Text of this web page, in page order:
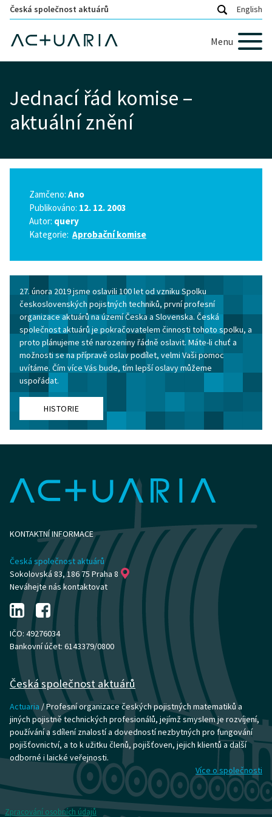
Česká společnost aktuárů English
Menu
Jednací řád komise –
aktuální znění
Zamčeno: Ano
Publikováno: 12. 12. 2003
Autor: query
Kategorie: Aprobační komise
27. února 2019 jsme oslavili 100 let od vzniku Spolku
československých pojistných techniků, první profesní
organizace aktuárů na území Česka a Slovenska. Česká
společnost aktuárů je pokračovatelem činnosti tohoto spolku, a
proto plánujeme sté narozeniny řádně oslavit. Máte-li chuť a
možnosti se na přípravě oslav podílet, velmi Vaši pomoc
uvítáme. Čím více Vás bude, tím lepší oslavy můžeme
uspořádat.
HISTORIE
KONTAKTNÍ INFORMACE
Česká společnost aktuárů
Sokolovská 83, 186 75 Praha 8
Neváhejte nás kontaktovat
IČO: 49276034
Bankovní účet: 6143379/0800
Česká společnost aktuárů
Actuaria / Profesní organizace českých pojistných matematiků a
jiných pojistně technických profesionálů, jejímž smyslem je rozvíjení,
používání a sdílení znalostí a dovedností nezbytných pro fungování
pojišťovnictví, a to k užitku členů, pojišťoven, jejich klientů a další
odborné i laické veřejnosti.
Více o společnosti
Zpracování osobních údajů